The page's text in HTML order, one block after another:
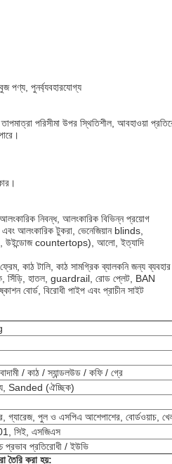
পণ্য, পুনর্ব্যবহারযোগ্য
পরিসীমা উপর স্থিতিশীল, আবহাওয়া
নিবন্ধ, আলংকারিক বিভিন্ন প্রয়োগ
এবং আলংকারিক টুকরা, ভেনেজিয়ান blinds,
উইন্ডোজ countertops), আলো, ইত্যাদি
কাঠ টালি, কাঠ সামগ্রিক ব্যালকনি জন্য ব্যবহার
সিঁড়ি, হাতল, guardrail, রোড প্লেট, BAN
বোর্ড, বিরোধী পাইপ এবং প্রাচীন সাইট
/ কাঠ / স্যান্ডলউড / কফি / গ্রে
Sanded (ঐচ্ছিক)
গ্যারেজ, পুল ও এসপিএ আশেপাশের, বোর্ডওয়াচ,
সিই, এসজিএস
প্রভাব প্রতিরোধী / ইউভি
তৈরি করা হয়: